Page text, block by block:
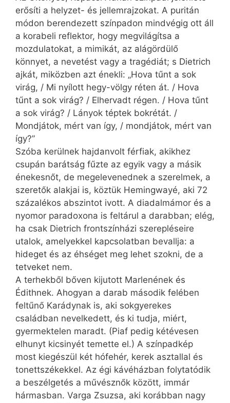
erősíti a helyzet- és jellemrajzokat. A puritán
módon berendezett színpadon mindvégig ott áll
a korabeli reflektor, hogy megvilágítsa a
mozdulatokat, a mimikát, az alágördülő
könnyet, a nevetést vagy a tragédiát; s Dietrich
ajkát, miközben azt énekli: „Hova tűnt a sok
virág, / Mi nyílott hegy-völgy réten át. / Hova
tűnt a sok virág? / Elhervadt régen. / Hova tűnt
a sok virág? / Lányok téptek bokrétát. /
Mondjátok, mért van így, / mondjátok, mért van
így?”
Szóba kerülnek hajdanvolt férfiak, akikhez
csupán barátság fűzte az egyik vagy a másik
énekesnőt, de megelevenednek a szerelmek, a
szeretők alakjai is, köztük Hemingwayé, aki 72
százalékos abszintot ivott. A diadalmámor és a
nyomor paradoxona is feltárul a darabban; elég,
ha csak Dietrich frontszínházi szerepléseire
utalok, amelyekkel kapcsolatban bevallja: a
hideget és az éhséget meg lehet szokni, de a
tetveket nem.
A terhekből bőven kijutott Marlenének és
Édithnek. Ahogyan a darab második felében
feltűnő Karádynak is, aki sokgyerekes
családban nevelkedett, és ki tudja, miért,
gyermektelen maradt. (Piaf pedig kétévesen
elhunyt kicsinyét temette el.) A színpadkép
most kiegészül két hófehér, kerek asztallal és
tonettszékekkel. Az égi kávéházban folytatódik
a beszélgetés a művésznők között, immár
hármasban. Varga Zsuzsa, aki korábban nagy